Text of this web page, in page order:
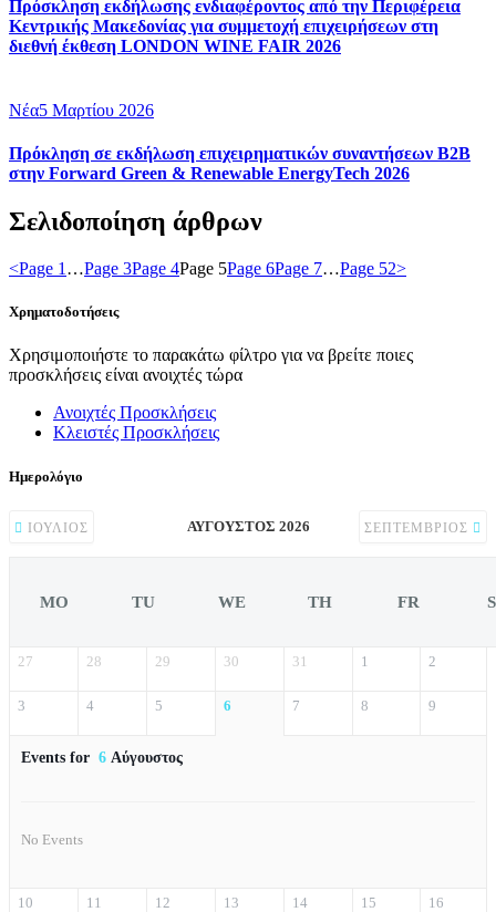
Πρόσκληση εκδήλωσης ενδιαφέροντος από την Περιφέρεια
Κεντρικής Μακεδονίας για συμμετοχή επιχειρήσεων στη
διεθνή έκθεση LONDON WINE FAIR 2026
Νέα5 Μαρτίου 2026
Πρόκληση σε εκδήλωση επιχειρηματικών συναντήσεων B2B
στην Forward Green & Renewable EnergyTech 2026
Σελιδοποίηση άρθρων
<Page 1 …Page 3Page 4Page 5Page 6Page 7…Page 52>
Χρηματοδοτήσεις
Χρησιμοποιήστε το παρακάτω φίλτρο για να βρείτε ποιες
προσκλήσεις είναι ανοιχτές τώρα
Ανοιχτές Προσκλήσεις
Κλειστές Προσκλήσεις
Ημερολόγιο
ΙΟΎΛΙΟΣ ΑΎΓΟΥΣΤΟΣ 2026 ΣΕΠΤΈΜΒΡΙΟΣ
MO TU WE TH FR
27 28 29 30 31 1 2
3 4 5 6 7 8 9
Events for 6 Αύγουστος
No Events
10 11 12 13 14 15 16